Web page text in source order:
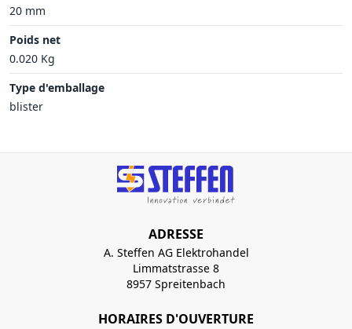
20 mm
Poids net
0.020 Kg
Type d'emballage
blister
ADRESSE
A. Steffen AG Elektrohandel
Limmatstrasse 8
8957 Spreitenbach
HORAIRES D'OUVERTURE